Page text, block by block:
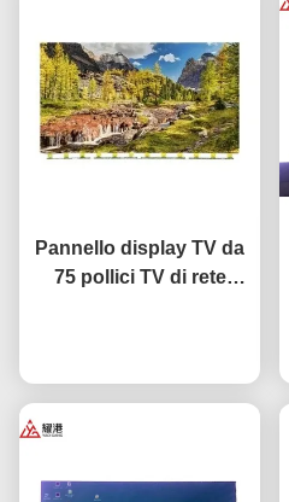
Pannello display TV da
75 pollici TV di rete